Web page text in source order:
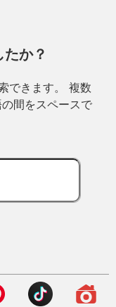
か？
できます。 複数
間をスペースで